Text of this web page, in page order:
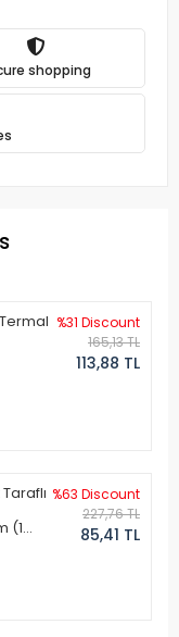
shopping
%31 Discount
165,13 TL
113,88 TL
(1
%63 Discount
227,76 TL
85,41 TL